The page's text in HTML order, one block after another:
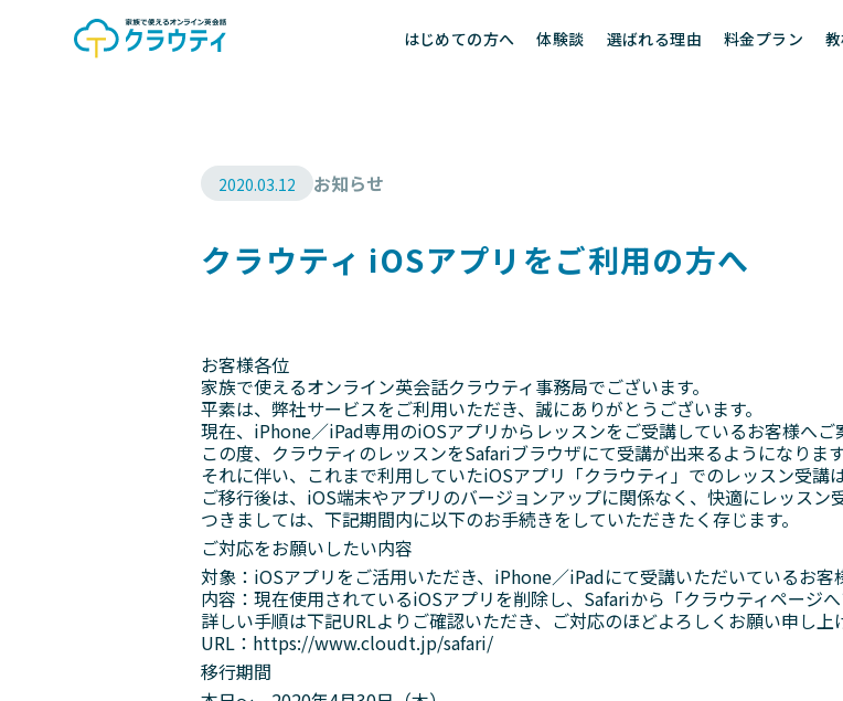
はじめての方へ 体験談 選ばれる理由 料金プラン
2020.03.12 お知らせ
クラウティ iOSアプリをご利用の方へ
お客様各位
家族で使えるオンライン英会話クラウティ事務局でございます。
平素は、弊社サービスをご利用いただき、誠にありがとうございます。
現在、iPhone／iPad専用のiOSアプリからレッスンをご受講しているお客様へご
この度、クラウティのレッスンをSafariブラウザにて受講が出来るようになります
それに伴い、これまで利用していたiOSアプリ「クラウティ」でのレッスン受講
ご移行後は、iOS端末やアプリのバージョンアップに関係なく、快適にレッスン
つきましては、下記期間内に以下のお手続きをしていただきたく存じます。
ご対応をお願いしたい内容
対象：iOSアプリをご活用いただき、iPhone／iPadにて受講いただいているお客
内容：現在使用されているiOSアプリを削除し、Safariから「クラウティページへ
詳しい手順は下記URLよりご確認いただき、ご対応のほどよろしくお願い申し上
URL： https://www.cloudt.jp/safari/
移行期間